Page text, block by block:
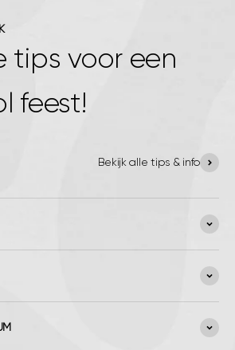
tips voor een
feest!
Bekijk alle tips & info